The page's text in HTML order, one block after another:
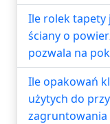
Ile rolek tapety
ściany o
pozwala na
Ile opakowań
użytych do
zagruntowania